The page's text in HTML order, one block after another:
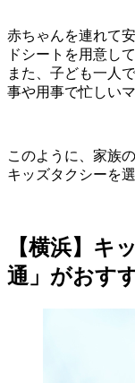
赤ちゃんを連れて
ドシートを用意し
また、子ども一人
事や用事で忙しい
このように、家族
キッズタクシーを
【横浜】キ
通」がおす